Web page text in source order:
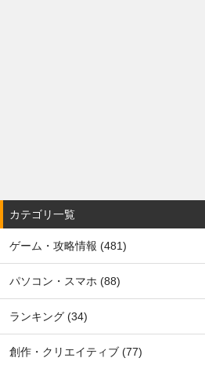
カテゴリ一覧
ゲーム・攻略情報 (481)
パソコン・スマホ (88)
ランキング (34)
創作・クリエイティブ (77)